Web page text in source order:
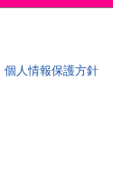
個人情報保護方針